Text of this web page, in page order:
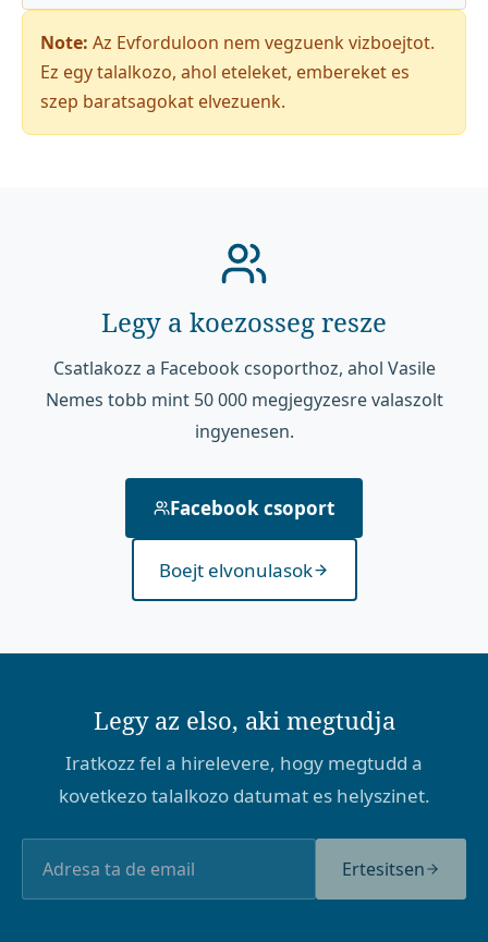
Note: Az Evforduloon nem vegzuenk vizboejtot.
Ez egy talalkozo, ahol eteleket, embereket es
szep baratsagokat elvezuenk.
Legy a koezosseg resze
Csatlakozz a Facebook csoporthoz, ahol Vasile
Nemes tobb mint 50 000 megjegyzesre valaszolt
ingyenesen.
Facebook csoport
Boejt elvonulasok
Legy az elso, aki megtudja
Iratkozz fel a hirelevere, hogy megtudd a
kovetkezo talalkozo datumat es helyszinet.
Ertesitsen